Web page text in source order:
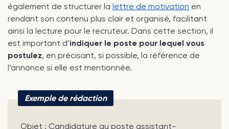
également de structurer la lettre de motivation en
rendant son contenu plus clair et organisé, facilitant
ainsi la lecture pour le recruteur. Dans cette section, il
est important d’indiquer le poste pour lequel vous
postulez, en précisant, si possible, la référence de
l’annonce si elle est mentionnée.
Exemple de rédaction
Objet : Candidature au poste assistant-